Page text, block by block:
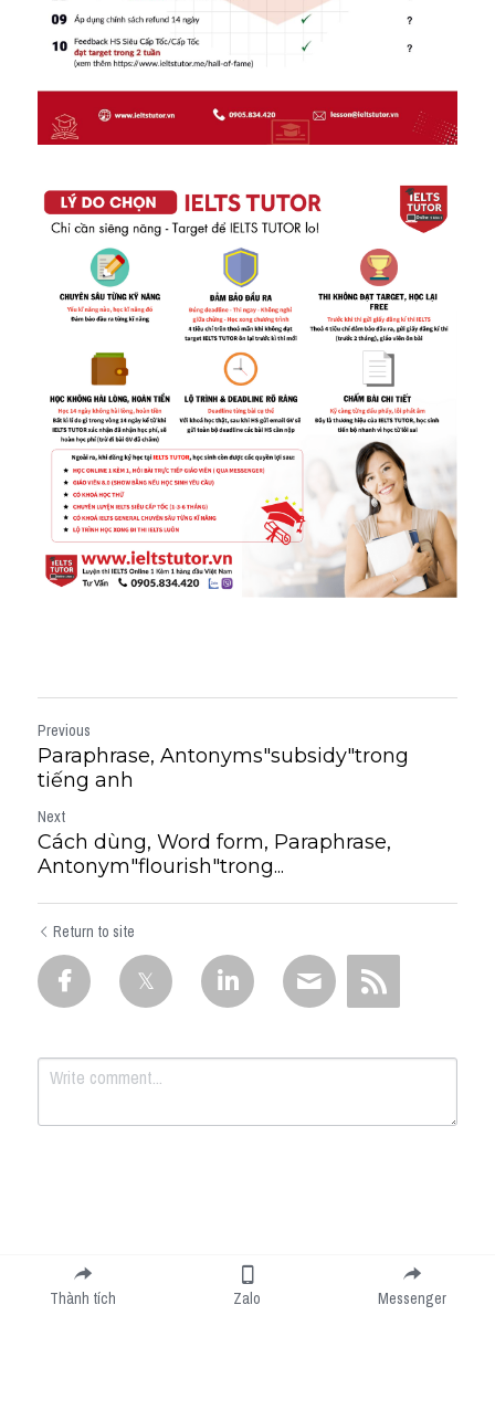
Previous
Paraphrase, Antonyms"subsidy"trong
tiếng anh
Next
Cách dùng, Word form, Paraphrase,
Antonym"flourish"trong...
Return to site
Submit
Thành tích Zalo Messenger